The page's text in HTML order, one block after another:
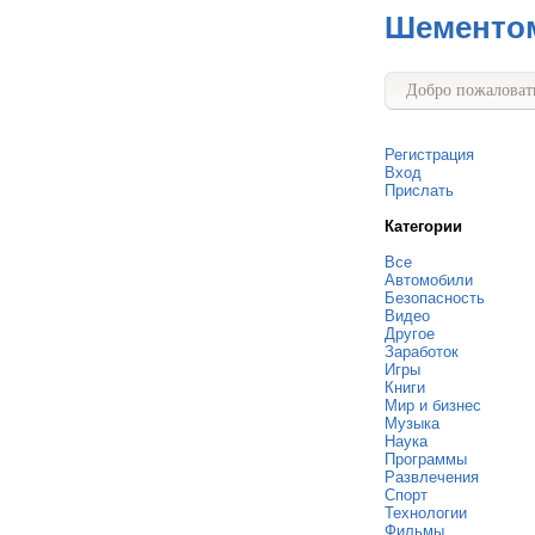
Добро
Регистрация
Вход
Прислать
Категории
Все
Автомобили
Безопасность
Видео
Другое
Заработок
Игры
Книги
Мир и бизнес
Музыка
Наука
Программы
Развлечения
Спорт
Технологии
Фильмы